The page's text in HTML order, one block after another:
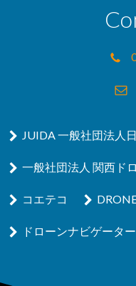
JUIDA 一般社団法人
一般社団法人 関西ド
コエテコ
ドローンナビゲーター